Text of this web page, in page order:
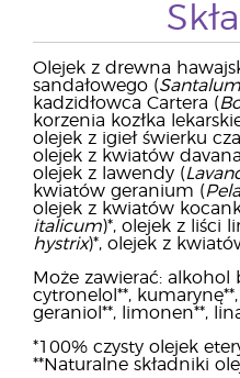
Olejek z drewna
sandałowego (
kadzidłowca Cartera (
korzenia kozłka
olejek z igieł świerku
olejek z kwiatów
olejek z lawendy (
kwiatów geranium (
olejek z kwiatów
italicum)*, olejek z liści
hystrix)*, olejek z
Może zawierać: alkohol
cytronelol**,
geraniol**, limonen**,
*100% czysty olejek
**Naturalne składniki